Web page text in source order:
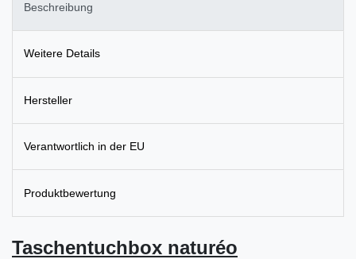
Beschreibung
Weitere Details
Hersteller
Verantwortlich in der EU
Produktbewertung
Taschentuchbox naturéo